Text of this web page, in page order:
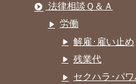
法律相談Ｑ＆Ａ
労働
解雇･雇い止め
残業代
セクハラ･パワ